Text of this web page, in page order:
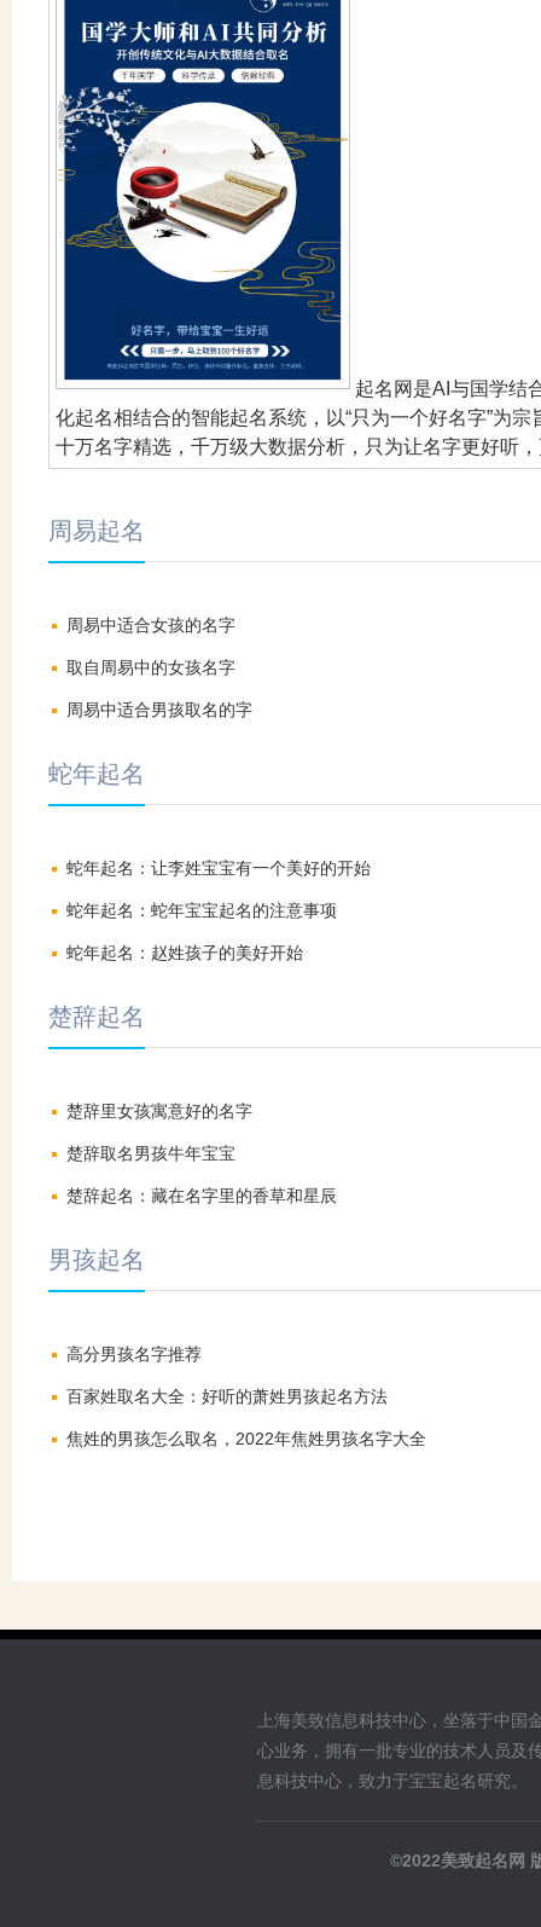
起名网是AI与国学结
化起名相结合的智能起名系统，以“只为一个好名字”为
十万名字精选，千万级大数据分析，只为让名字更好听
周易起名
周易中适合女孩的名字
取自周易中的女孩名字
周易中适合男孩取名的字
蛇年起名
蛇年起名：让李姓宝宝有一个美好的开始
蛇年起名：蛇年宝宝起名的注意事项
蛇年起名：赵姓孩子的美好开始
楚辞起名
楚辞里女孩寓意好的名字
楚辞取名男孩牛年宝宝
楚辞起名：藏在名字里的香草和星辰
男孩起名
高分男孩名字推荐
百家姓取名大全：好听的萧姓男孩起名方法
焦姓的男孩怎么取名，2022年焦姓男孩名字大全
上海美致信息科技中心，坐落于中
心业务，拥有一批专业的技术人员及
息科技中心，致力于宝宝起名研究。
©2022美致起名网